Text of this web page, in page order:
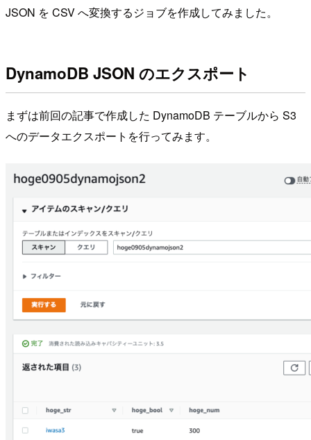
JSON を CSV へ変換するジョブを作成してみました。
DynamoDB JSON のエクスポート
まずは前回の記事で作成した DynamoDB テーブルから S3
へのデータエクスポートを行ってみます。